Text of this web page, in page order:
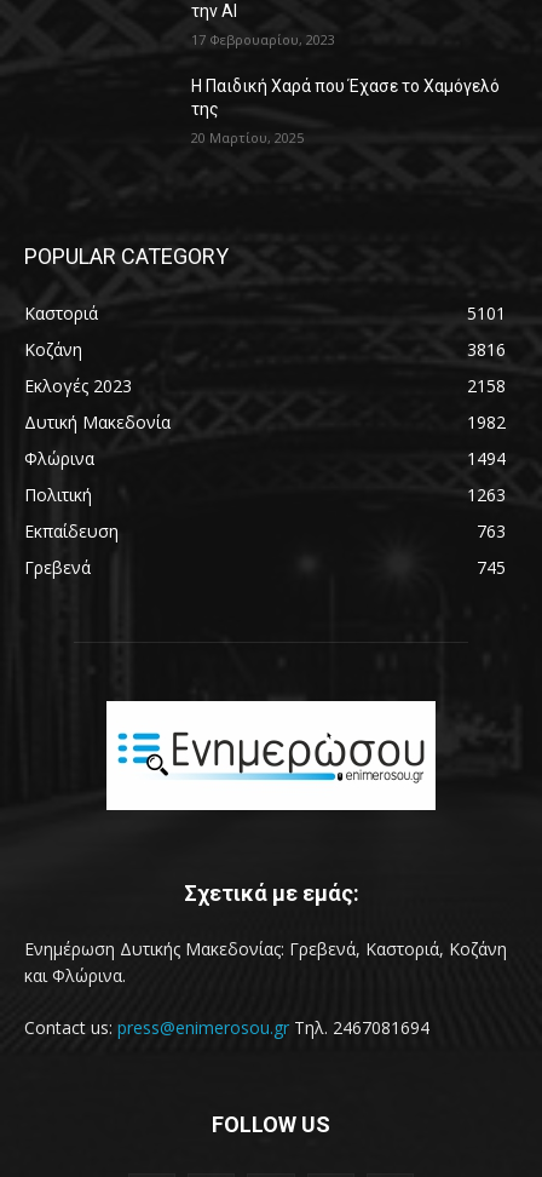
την AI
17 Φεβρουαρίου, 2023
Η Παιδική Χαρά που Έχασε το Χαμόγελό
της
20 Μαρτίου, 2025
POPULAR CATEGORY
Καστοριά
5101
Κοζάνη
3816
Εκλογές 2023
2158
Δυτική Μακεδονία
1982
Φλώρινα
1494
Πολιτική
1263
Εκπαίδευση
763
Γρεβενά
745
Σχετικά με εμάς:
Ενημέρωση Δυτικής Μακεδονίας: Γρεβενά, Καστοριά, Κοζάνη
και Φλώρινα.
Contact us: press@enimerosou.gr Τηλ. 2467081694
FOLLOW US